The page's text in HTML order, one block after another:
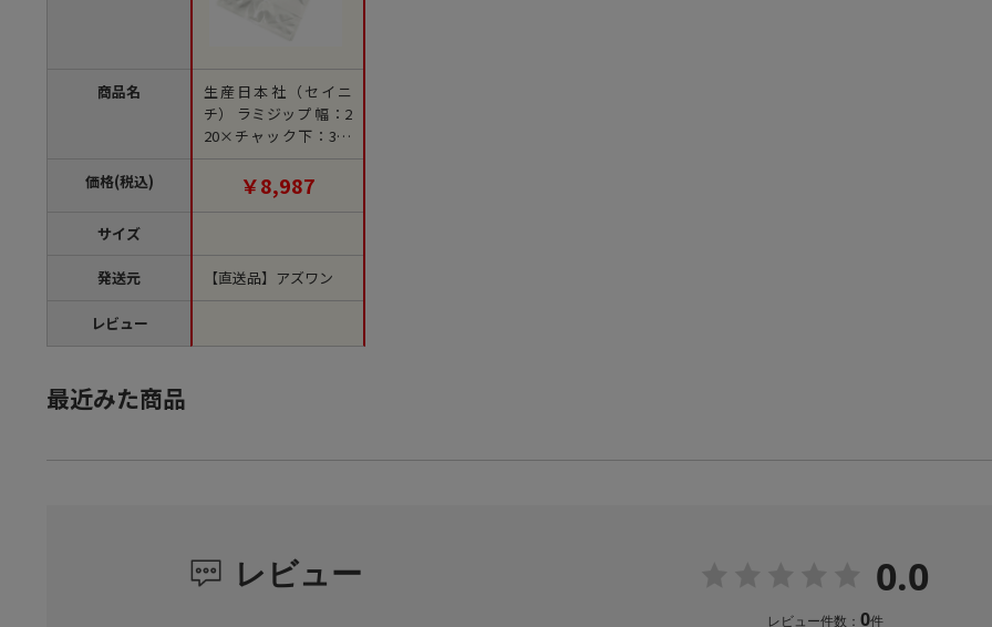
商品名
価格(税込)
サイズ
発送元
レビュー
生産日本社（セイニ
チ） ラミジップ 幅：2
20×チャック下：300
mm 1袋（50枚入） A
L-22 1袋（ご注文単位1
袋）【直送品】
￥8,987
【直送品】アズワン
最近みた商品
レビュー 0.0
レビュー件数： 0件